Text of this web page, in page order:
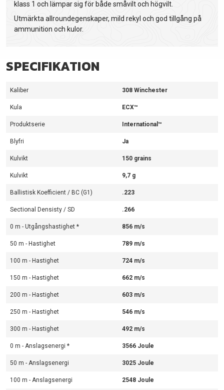
klass 1 och lämpar sig för både småvilt och högvilt.
Utmärkta allroundegenskaper, mild rekyl och god tillgång på
ammunition och kulor.
SPECIFIKATION
Kaliber 308 Winchester
Kula ECX™
Produktserie International™
Blyfri Ja
Kulvikt 150 grains
Kulvikt 9,7 g
Ballistisk Koefficient / BC (G1) .223
Sectional Densisty / SD .266
0 m - Utgångshastighet * 856 m/s
50 m - Hastighet 789 m/s
100 m - Hastighet 724 m/s
150 m - Hastighet 662 m/s
200 m - Hastighet 603 m/s
250 m - Hastighet 546 m/s
300 m - Hastighet 492 m/s
0 m - Anslagsenergi * 3566 Joule
50 m - Anslagsenergi 3025 Joule
100 m - Anslagsenergi 2548 Joule